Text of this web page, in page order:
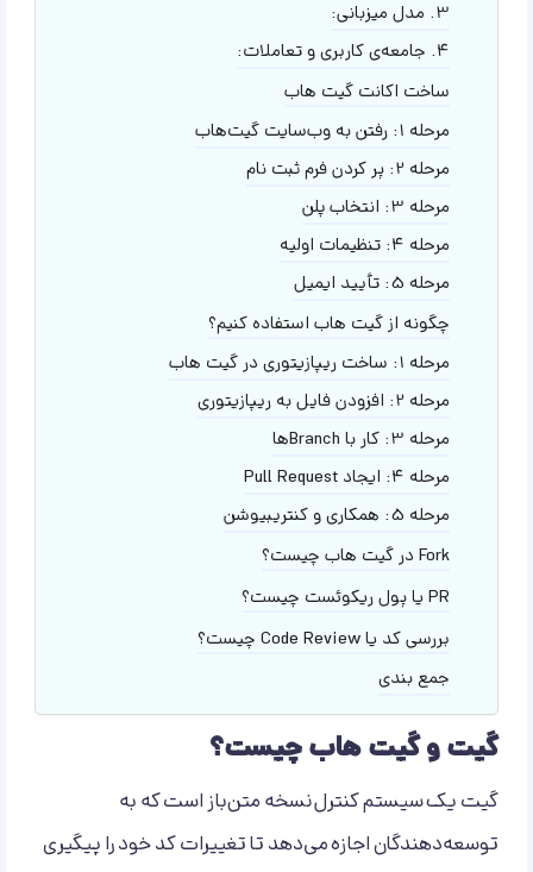
3. مدل میزبانی:
4. جامعه‌ی کاربری و تعاملات:
ساخت اکانت گیت هاب
مرحله 1: رفتن به وب‌سایت گیت‌هاب
مرحله 2: پر کردن فرم ثبت نام
مرحله 3: انتخاب پلن
مرحله 4: تنظیمات اولیه
مرحله 5: تأیید ایمیل
چگونه از گیت هاب استفاده کنیم؟
مرحله 1: ساخت ریپازیتوری در گیت هاب
مرحله 2: افزودن فایل به ریپازیتوری
مرحله 3: کار با Branch‌ها
مرحله 4: ایجاد Pull Request
مرحله 5: همکاری و کنتریبیوشن
Fork در گیت هاب چیست؟
PR یا پول ریکوئست چیست؟
بررسی کد یا Code Review چیست؟
جمع بندی
گیت و گیت هاب چیست؟
گیت یک سیستم کنترل نسخه متن‌باز است که به
توسعه‌دهندگان اجازه می‌دهد تا تغییرات کد خود را پیگیری